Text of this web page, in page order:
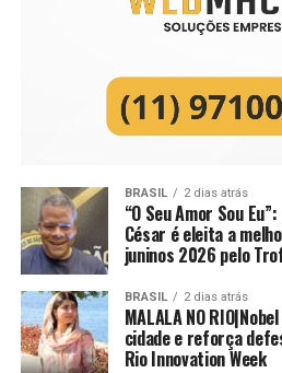
BRASIL 2 dias atrás
“O Seu Amor Sou
César é eleita a
juninos 2026 pelo
BRASIL 2 dias atrás
MALALA NO
cidade e reforça
Rio Innovation Week